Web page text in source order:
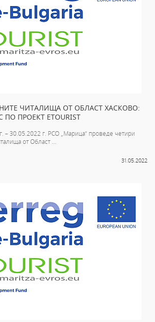
ЧИТАЛИЩА ОТ ОБЛАСТ ХАСКОВО:
ПРОЕКТ ETOURIST
– 30.05.2022 г. РСО „Марица“ проведе четири
от Област ...
31.05.2022